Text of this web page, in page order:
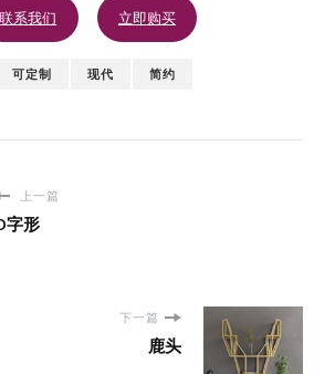
联系我们 立即购买
可定制 现代 简约
上一篇
字形
下一篇
鹿头